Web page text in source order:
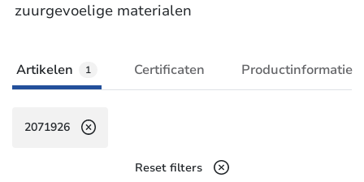
zuurgevoelige materialen
Artikelen 1 Certificaten Productinformatie
2071926
Reset filters